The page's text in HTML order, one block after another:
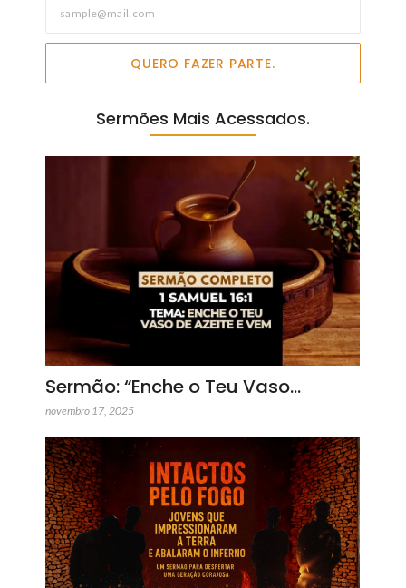
QUERO FAZER PARTE.
Sermões Mais Acessados.
Sermão: “Enche o Teu Vaso…
novembro 17, 2025